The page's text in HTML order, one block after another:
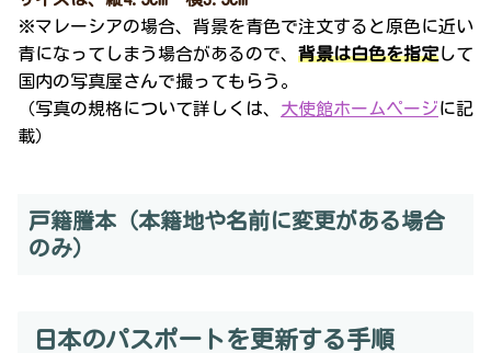
※マレーシアの場合、背景を青色で注文すると原色に近い
青になってしまう場合があるので、 背景は白色を指定して
国内の写真屋さんで撮ってもらう。
（写真の規格について詳しくは、 大使館ホームページに記
載）
戸籍謄本（本籍地や名前に変更がある場合
のみ）
日本のパスポートを更新する手順